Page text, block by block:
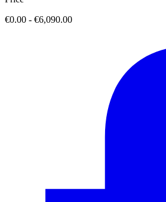
€0.00 - €6,090.00